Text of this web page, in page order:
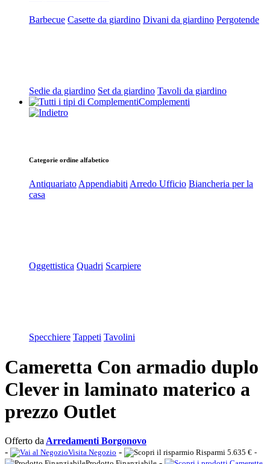
Barbecue Casette da giardino Divani da giardino Pergotende
Sedie da giardino Set da giardino Tavoli da giardino
Complementi
Categorie ordine alfabetico
Antiquariato Appendiabiti Arredo Ufficio Biancheria per la
casa
Oggettistica Quadri Scarpiere
Specchiere Tappeti Tavolini
Cameretta Con armadio duplo
Clever in laminato materico a
prezzo Outlet
Offerto da Arredamenti Borgonovo
-
Visita Negozio - Risparmi 5.635 € -